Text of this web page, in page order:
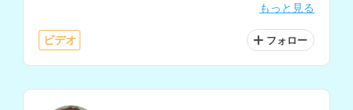
り、精神科入院病棟、精神科クリニック、行政機関で専
門的な訓練・経験を積まれています。
もっと見る
ビデオ フォロー